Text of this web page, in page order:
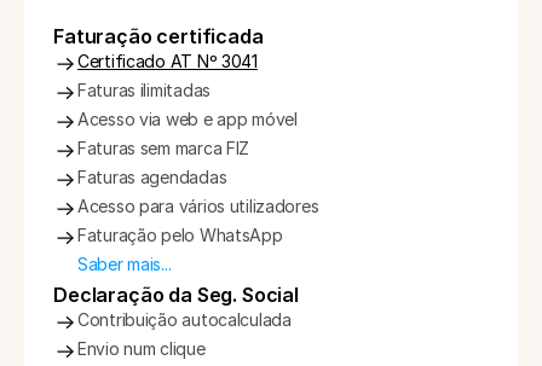
Faturação certificada
Certificado AT Nº 3041
Faturas ilimitadas
Acesso via web e app móvel
Faturas sem marca FIZ
Faturas agendadas
Acesso para vários utilizadores
Faturação pelo WhatsApp
Saber mais...
Declaração da Seg. Social
Contribuição autocalculada
Envio num clique